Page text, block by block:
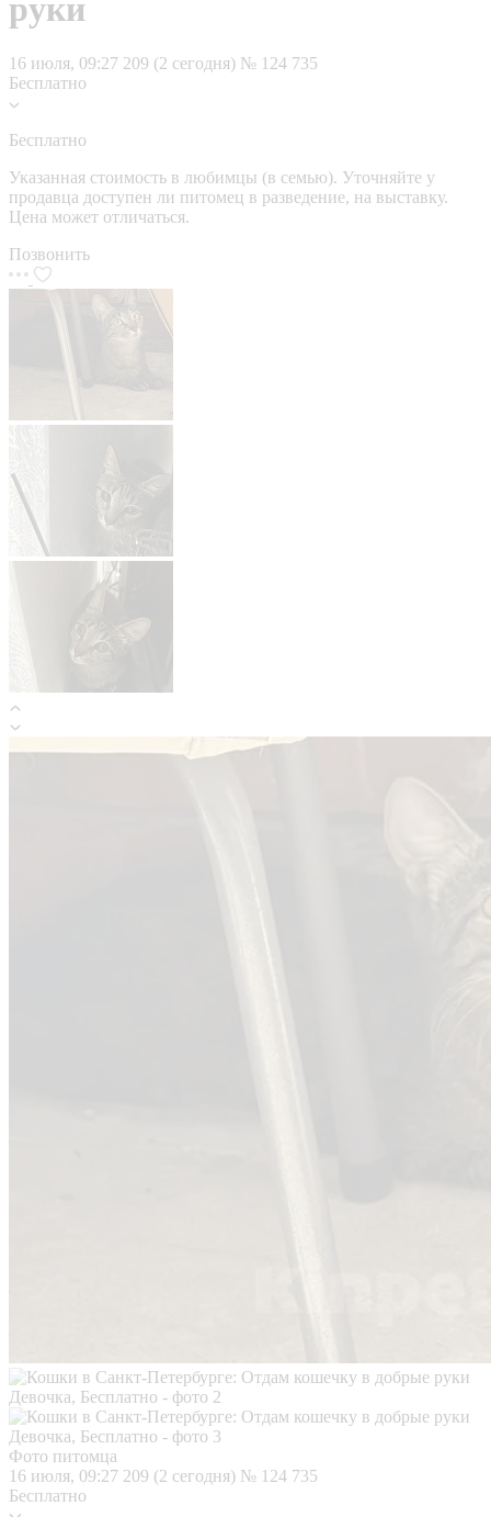
руки
16 июля, 09:27 209 (2 сегодня) № 124 735
Бесплатно
Бесплатно
Указанная стоимость в любимцы (в семью). Уточняйте у
продавца доступен ли питомец в разведение, на выставку.
Цена может отличаться.
Позвонить
Фото питомца
16 июля, 09:27 209 (2 сегодня) № 124 735
Бесплатно